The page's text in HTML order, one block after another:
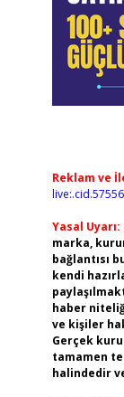
Reklam ve
Yasal Uyarı:
marka,
bağlantısı
kendi
haber
ve kişiler
Gerçek
tamamen
halindedir